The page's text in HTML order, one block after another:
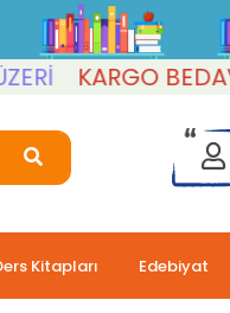
KARGO BEDAVA
Kitapları Edebiyat